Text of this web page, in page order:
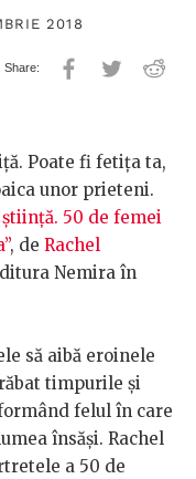
2018
Poate fi fetița ta,
unor prieteni.
știință. 50 de femei
, de Rachel
Nemira în
să aibă eroinele
timpurile și
felul în care
însăși. Rachel
a 50 de